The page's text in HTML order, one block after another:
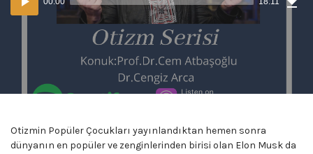
oynatıcı
Otizmin Popüler Çocukları yayınlandıktan hemen sonra
dünyanın en popüler ve zenginlerinden birisi olan Elon Musk da